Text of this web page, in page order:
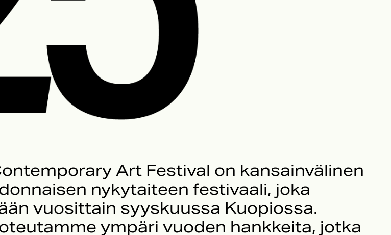
Art Festival on kansainvälinen
nykytaiteen festivaali, joka
vuosittain syyskuussa Kuopiossa.
ympäri vuoden hankkeita, jotka